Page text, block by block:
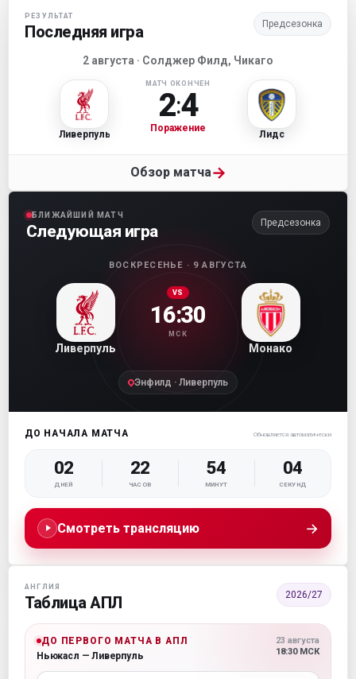
РЕЗУЛЬТАТ
Последняя игра Предсезонка
2 августа · Солджер Филд, Чикаго
Ливерпуль
МАТЧ ОКОНЧЕН
2:4
Поражение
Лидс
Обзор матча→
БЛИЖАЙШИЙ МАТЧ
Следующая игра Предсезонка
ВОСКРЕСЕНЬЕ · 9 АВГУСТА
Ливерпуль
VS
16:30
МСК
Монако
Энфилд · Ливерпуль
ДО НАЧАЛА МАТЧА Обновляется автоматически
02
ДНЕЙ
22
ЧАСОВ
54
МИНУТ
03
СЕКУНД
Смотреть трансляцию →
АНГЛИЯ
Таблица АПЛ 2026/27
ДО ПЕРВОГО МАТЧА В АПЛ
Ньюкасл — Ливерпуль
23 августа
18:30 МСК